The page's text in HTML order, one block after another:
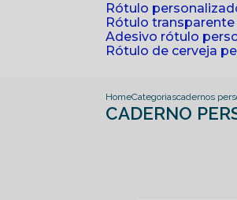
rótulo
rótulo
adesivo rótulo
rótulo de cerveja
HomeCategoriascadernos
CADERNO